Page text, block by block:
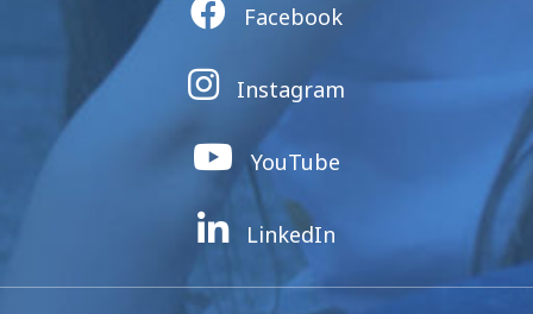
Facebook
Instagram
YouTube
LinkedIn